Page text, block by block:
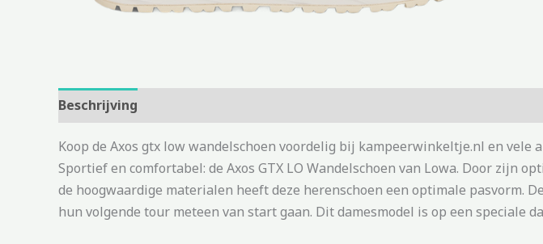
Beschrijving
Koop de Axos gtx low wandelschoen voordelig bij kampeerwinkeltje.nl en vele
Sportief en comfortabel: de Axos GTX LO Wandelschoen van Lowa. Door zijn
de hoogwaardige materialen heeft deze herenschoen een optimale pasvorm.
hun volgende tour meteen van start gaan. Dit damesmodel is op een speciale